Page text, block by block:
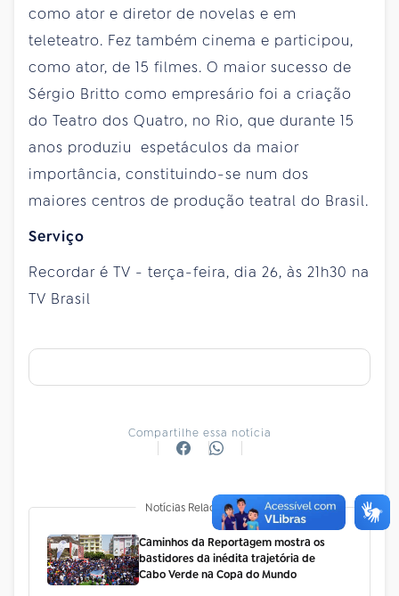
como ator e diretor de novelas e em
teleteatro. Fez também cinema e participou,
como ator, de 15 filmes. O maior sucesso de
Sérgio Britto como empresário foi a criação
do Teatro dos Quatro, no Rio, que durante 15
anos produziu espetáculos da maior
importância, constituindo-se num dos
maiores centros de produção teatral do Brasil.
Serviço
Recordar é TV - terça-feira, dia 26, às 21h30 na
TV Brasil
Compartilhe essa notícia
Notícias Relacionadas
Caminhos da Reportagem mostra os
bastidores da inédita trajetória de
Cabo Verde na Copa do Mundo